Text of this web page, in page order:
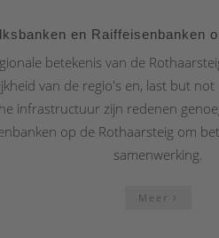
en Raiffeisenbanken
betekenis van de
van de regio's en, last but
infrastructuur zijn redenen
op de Rothaarsteig om
samenwerking.
Meer